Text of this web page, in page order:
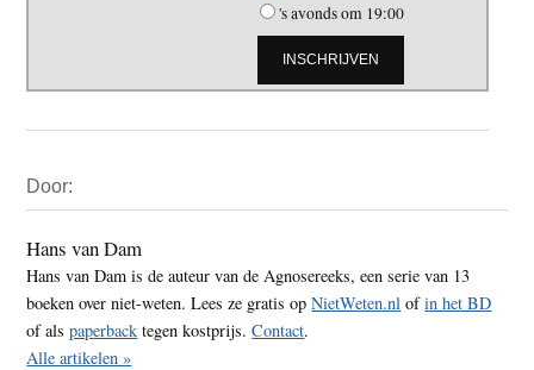
's avonds om 19:00
Sidebar
Door:
Hans van Dam
Hans van Dam is de auteur van de Agnosereeks, een serie van 13
boeken over niet-weten. Lees ze gratis opNietWeten.nl ofin het BD
of alspaperback tegen kostprijs.Contact.
Alle artikelen »